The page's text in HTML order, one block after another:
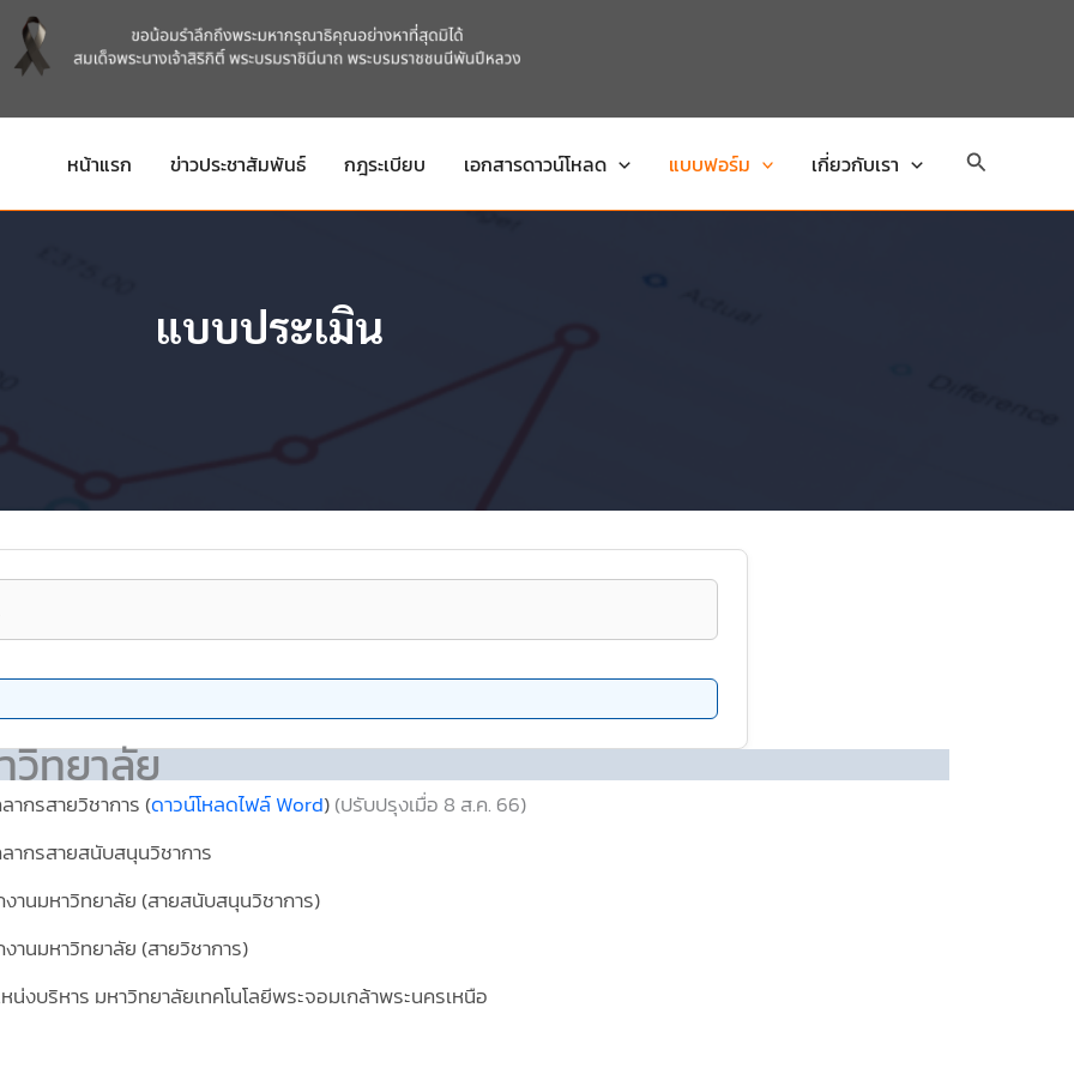
หน้าแรก ข่าวประชาสัมพันธ์ กฎระเบียบ เอกสารดาวน์โหลด แบบฟอร์ม เกี่ยวกับเรา Search
แบบประเมิน
วิทยาลัย
กรสายวิชาการ (ดาวน์โหลดไฟล์ Word)(ปรับปรุงเมื่อ 8 ส.ค. 66)
ากรสายสนับสนุนวิชาการ
นมหาวิทยาลัย (สายสนับสนุนวิชาการ)
นมหาวิทยาลัย (สายวิชาการ)
งบริหาร มหาวิทยาลัยเทคโนโลยีพระจอมเกล้าพระนครเหนือ